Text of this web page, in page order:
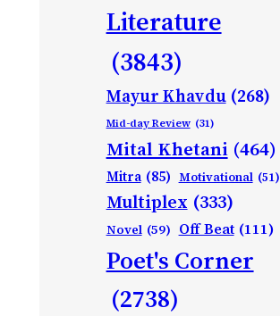
Literature
(3843)
Mayur Khavdu (268)
Mid-day Review (31)
Mital Khetani (464)
Mitra (85) Motivational (51)
Multiplex (333)
Novel (59) Off Beat (111)
Poet's Corner
(2738)